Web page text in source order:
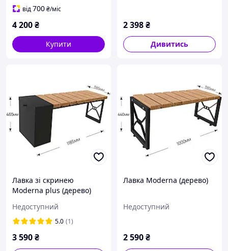
від700₴/міс
4 200₴
Купити
2 398₴
Дивитись
Лавка зі скринею
Moderna plus (дерево)
Недоступний
5.0 (1)
3 590₴
Лавка Moderna (дерево)
Недоступний
2 590₴